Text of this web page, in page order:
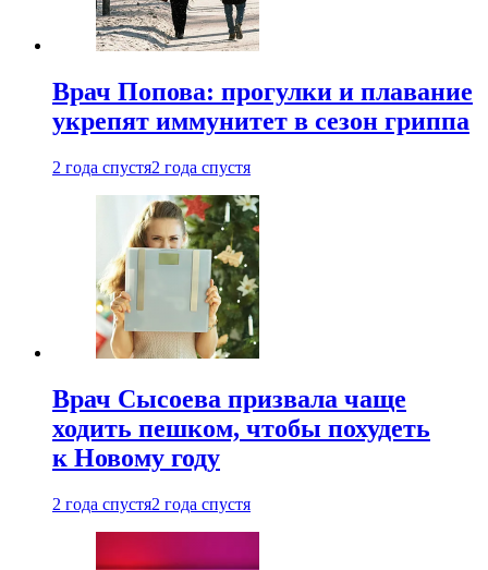
Врач Попова: прогулки и плавание
укрепят иммунитет в сезон гриппа
2 года спустя2 года спустя
Врач Сысоева призвала чаще
ходить пешком, чтобы похудеть
к Новому году
2 года спустя2 года спустя